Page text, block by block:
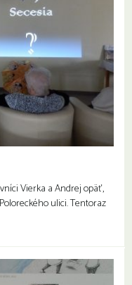
Vierka a Andrej opäť,
ulici. Tentoraz